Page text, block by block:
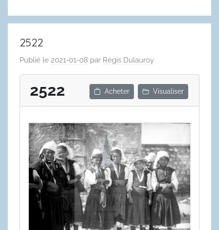
2522
Publié le 2021-01-08 par Régis Dulauroy
2522 Acheter Visualiser